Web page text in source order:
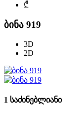
₾
ბინა 919
3D
2D
1 საძინებლიანი